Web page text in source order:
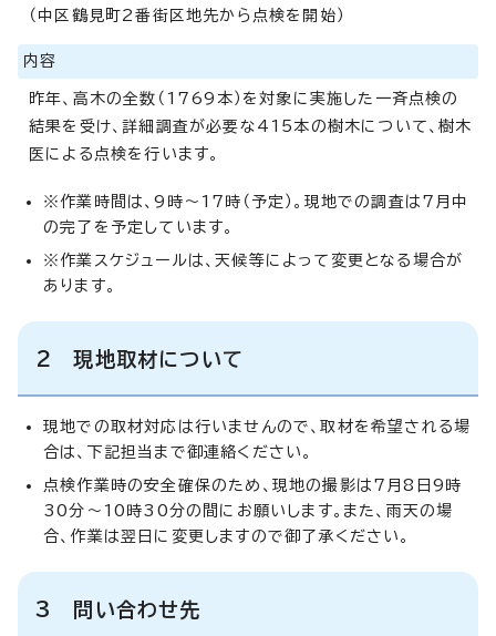
（中区鶴見町2番街区地先から点検を開始）
内容
昨年、高木の全数（1769本）を対象に実施した一斉点検の
結果を受け、詳細調査が必要な415本の樹木について、樹木
医による点検を行います。
※作業時間は、9時～17時（予定）。現地での調査は7月中
の完了を予定しています。
※作業スケジュールは、天候等によって変更となる場合が
あります。
2 現地取材について
現地での取材対応は行いませんので、取材を希望される場
合は、下記担当まで御連絡ください。
点検作業時の安全確保のため、現地の撮影は7月8日9時
30分～10時30分の間にお願いします。また、雨天の場
合、作業は翌日に変更しますので御了承ください。
3 問い合わせ先